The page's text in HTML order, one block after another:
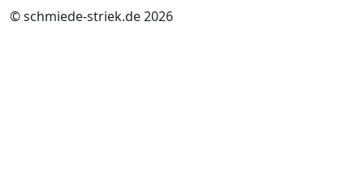
© schmiede-striek.de 2026